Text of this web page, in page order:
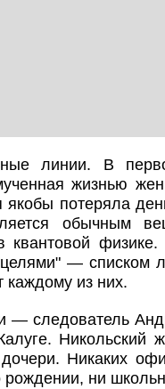
линии. В
жизнью
якобы потеряла
обычным
квантовой
—
каждому из них.
— следователь
Никольский
дочери. Никаких
рождении, ни